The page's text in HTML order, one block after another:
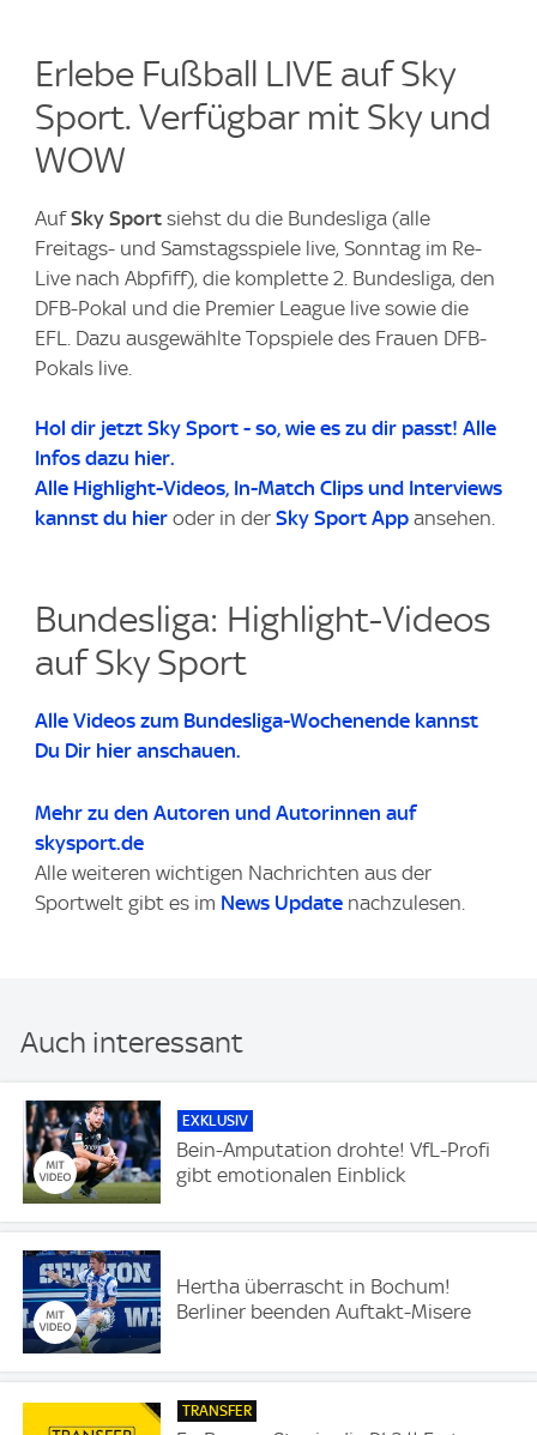
Erlebe Fußball LIVE auf Sky
Sport. Verfügbar mit Sky und
WOW
AufSky Sport siehst du die Bundesliga (alle
Freitags- und Samstagsspiele live, Sonntag im Re-
Live nach Abpfiff), die komplette 2. Bundesliga, den
DFB-Pokal und die Premier League live sowie die
EFL. Dazu ausgewählte Topspiele des Frauen DFB-
Pokals live.
Hol dir jetzt Sky Sport - so, wie es zu dir passt! Alle
Infos dazu hier.
Alle Highlight-Videos, In-Match Clips und Interviews
kannst du hier oder in der Sky Sport App ansehen.
Bundesliga: Highlight-Videos
auf Sky Sport
Alle Videos zum Bundesliga-Wochenende kannst
Du Dir hier anschauen.
Mehr zu den Autoren und Autorinnen auf
skysport.de
Alle weiteren wichtigen Nachrichten aus der
Sportwelt gibt es im News Update nachzulesen.
Auch interessant
EXKLUSIV
Bein-Amputation drohte! VfL-Profi
gibt emotionalen Einblick
Hertha überrascht in Bochum!
Berliner beenden Auftakt-Misere
TRANSFER